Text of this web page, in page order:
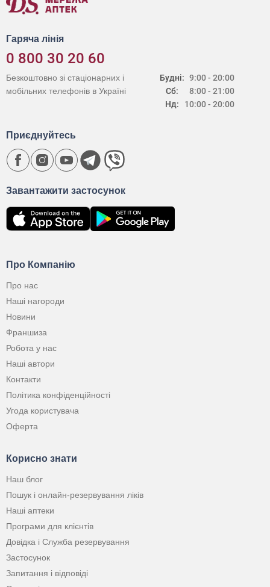
Гаряча лінія
0 800 30 20 60
Будні:
Сб:
Нд:
9:00 - 20:00
8:00 - 21:00
10:00 - 20:00
Безкоштовно зі стаціонарних і
мобільних телефонів в Україні
Про Компанію
Про нас
Наші нагороди
Новини
Франшиза
Робота у нас
Наші автори
Контакти
Політика конфіденційності
Угода користувача
Оферта
Корисно знати
Наш блог
Пошук і онлайн-резервування ліків
Наші аптеки
Програми для клієнтів
Довідка і Служба резервування
Застосунок
Запитання і відповіді
Завантажити застосунок
Приєднуйтесь